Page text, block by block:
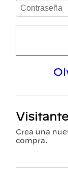
Crea una
compra.